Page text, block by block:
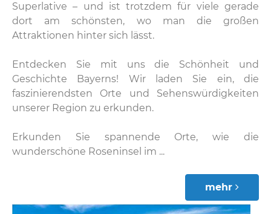
Superlative – und ist trotzdem für viele gerade
dort am schönsten, wo man die großen
Attraktionen hinter sich lässt.
Entdecken Sie mit uns die Schönheit und
Geschichte Bayerns! Wir laden Sie ein, die
faszinierendsten Orte und Sehenswürdigkeiten
unserer Region zu erkunden.
Erkunden Sie spannende Orte, wie die
wunderschöne Roseninsel im ...
mehr